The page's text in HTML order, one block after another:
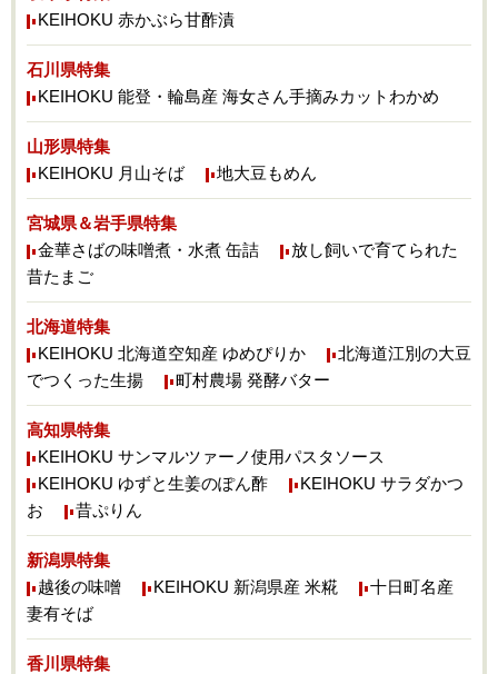
KEIHOKU 赤かぶら甘酢漬
石川県特集
KEIHOKU 能登・輪島産 海女さん手摘みカットわかめ
山形県特集
KEIHOKU 月山そば
地大豆もめん
宮城県＆岩手県特集
金華さばの味噌煮・水煮 缶詰
放し飼いで育てられた
昔たまご
北海道特集
KEIHOKU 北海道空知産 ゆめぴりか
北海道江別の大豆
でつくった生揚
町村農場 発酵バター
高知県特集
KEIHOKU サンマルツァーノ使用パスタソース
KEIHOKU ゆずと生姜のぽん酢
KEIHOKU サラダかつ
お
昔ぷりん
新潟県特集
越後の味噌
KEIHOKU 新潟県産 米糀
十日町名産
妻有そば
香川県特集